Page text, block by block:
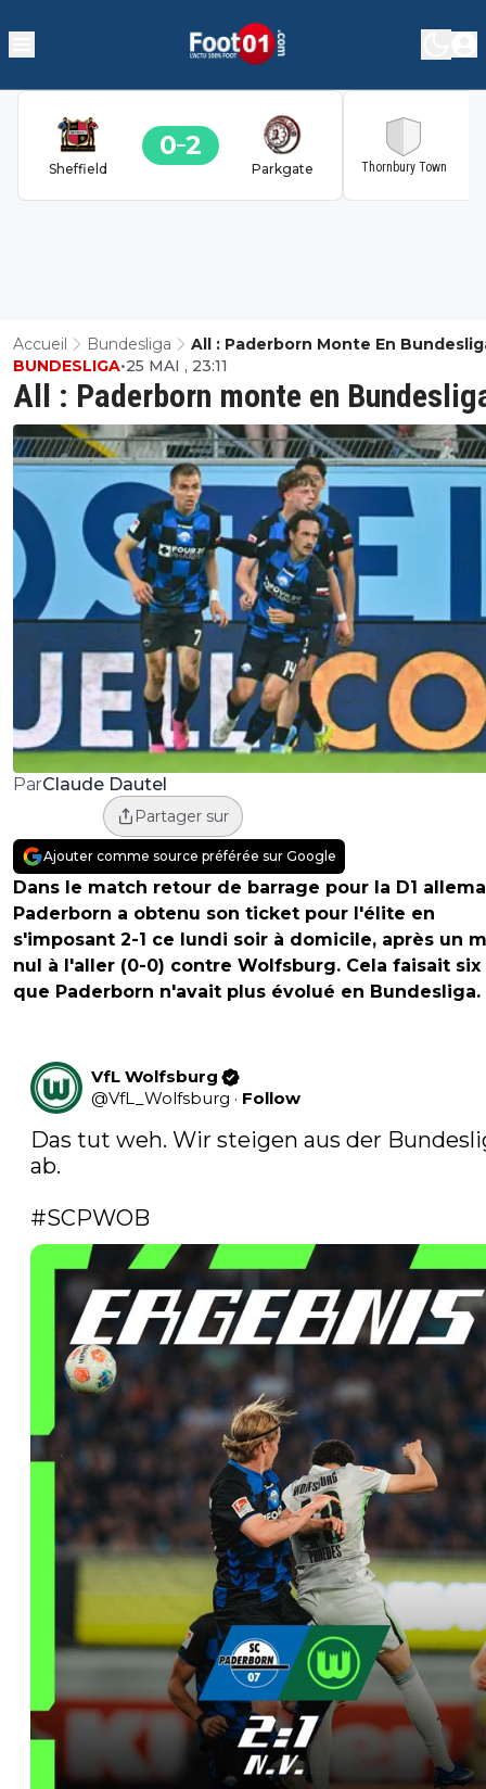
Sheffield
0 2
Parkgate Thornbury Town
Accueil Bundesliga All : Paderborn Monte En
All : Paderborn monte en
BUNDESLIGA•25 MAI , 23:11
ParClaude Dautel
Partager sur
Ajouter comme source préférée sur Google
Dans le match retour de barrage pour la D1
Paderborn a obtenu son ticket pour l'élite en
s'imposant 2-1 ce lundi soir à domicile, après un
nul à l'aller (0-0) contre Wolfsburg. Cela faisait six
que Paderborn n'avait plus évolué en Bundesliga.
VfL Wolfsburg
@VfL_Wolfsburg · Follow
Das tut weh. Wir steigen aus der
ab.
#SCPWOB